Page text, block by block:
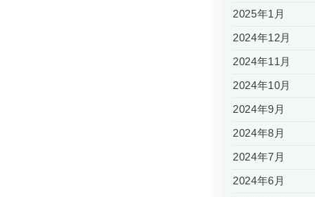
2025年1月
2024年12月
2024年11月
2024年10月
2024年9月
2024年8月
2024年7月
2024年6月